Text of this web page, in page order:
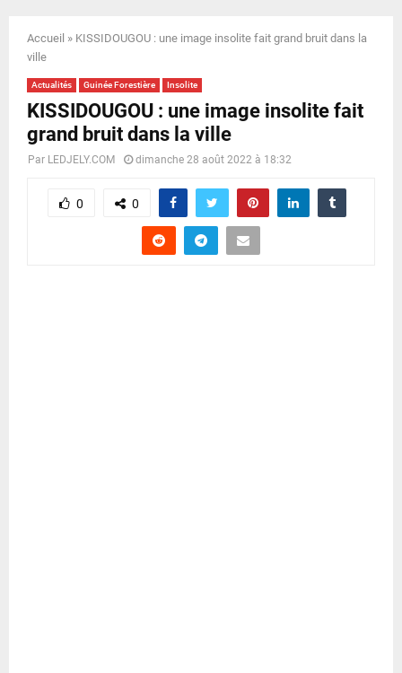
N
U
Accueil » KISSIDOUGOU : une image insolite fait grand bruit dans la
ville
Actualités Guinée Forestière Insolite
KISSIDOUGOU : une image insolite fait
grand bruit dans la ville
Par LEDJELY.COM dimanche 28 août 2022 à 18:32
0 0